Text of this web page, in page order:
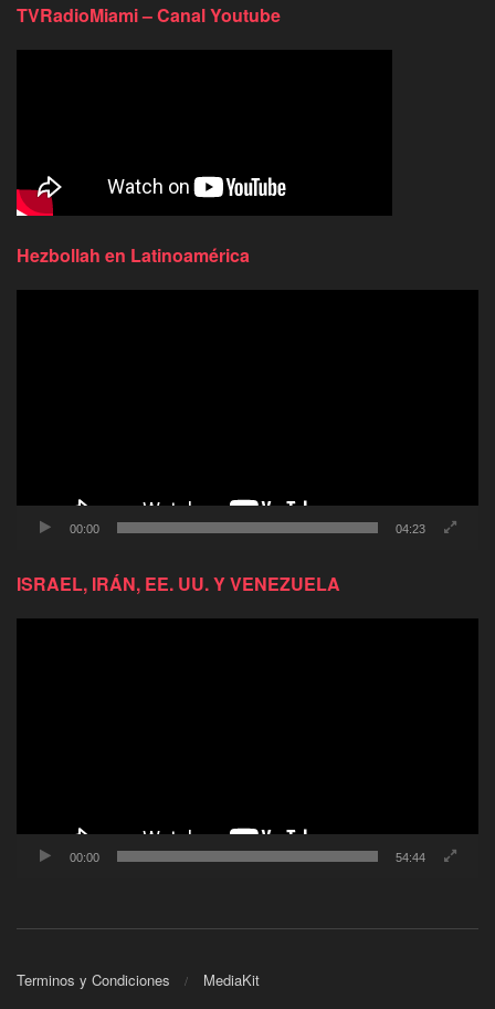
TVRadioMiami – Canal Youtube
Hezbollah en Latinoamérica
00:00 04:23
ISRAEL, IRÁN, EE. UU. Y VENEZUELA
00:00 54:44
Terminos y Condiciones MediaKit